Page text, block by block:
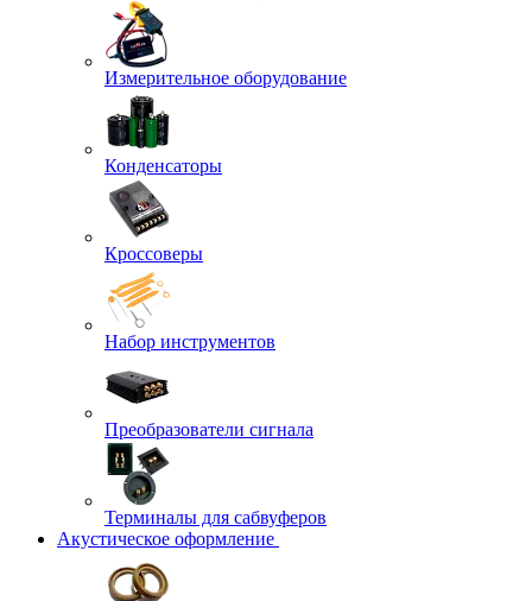
Измерительное оборудование
Конденсаторы
Кроссоверы
Набор инструментов
Преобразователи сигнала
Терминалы для сабвуферов
Акустическое оформление